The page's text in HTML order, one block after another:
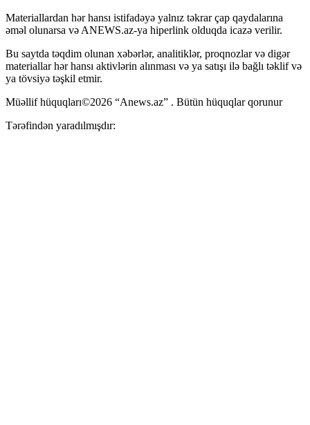
Materiallardan hər hansı istifadəyə yalnız təkrar çap qaydalarına
əməl olunarsa və ANEWS.az-ya hiperlink olduqda icazə verilir.
Bu saytda təqdim olunan xəbərlər, analitiklər, proqnozlar və digər
materiallar hər hansı aktivlərin alınması və ya satışı ilə bağlı təklif və
ya tövsiyə təşkil etmir.
Müəllif hüquqları©2026 “Anews.az” . Bütün hüquqlar qorunur
Tərəfindən yaradılmışdır: